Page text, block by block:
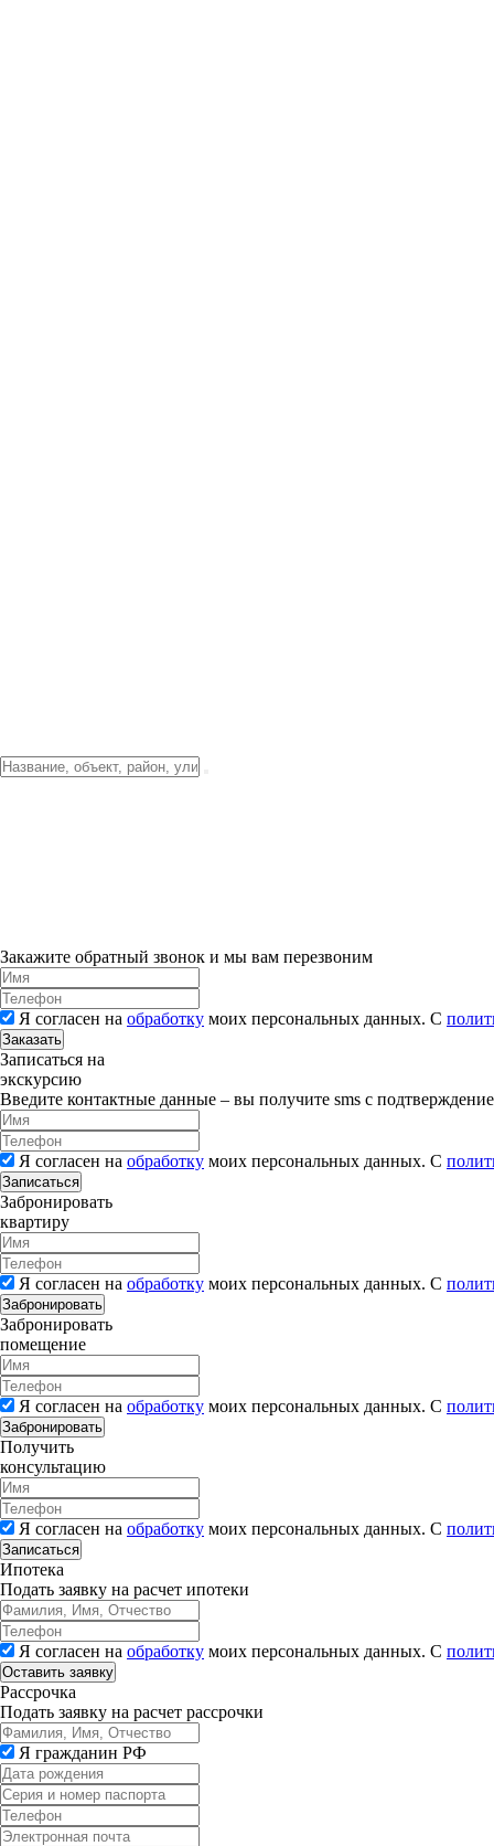
Закажите обратный звонок и мы вам перезвоним
Я согласен на обработку моих персональных данных. С
Заказать
Записаться на
экскурсию
Введите контактные данные – вы получите sms с
Я согласен на обработку моих персональных данных. С
Записаться
Забронировать
квартиру
Я согласен на обработку моих персональных данных. С
Забронировать
Забронировать
помещение
Я согласен на обработку моих персональных данных. С
Забронировать
Получить
консультацию
Я согласен на обработку моих персональных данных. С
Записаться
Ипотека
Подать заявку на расчет ипотеки
Я согласен на обработку моих персональных данных. С
Рассрочка
Подать заявку на расчет рассрочки
Я гражданин РФ